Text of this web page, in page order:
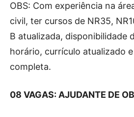
OBS: Com experiência na
civil, ter cursos de NR35,
B atualizada, disponibilidade
horário, currículo atualizado
completa.
08 VAGAS: AJUDANTE DE